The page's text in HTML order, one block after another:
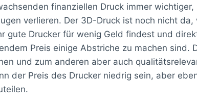
finanziellen Druck immer
verlieren. Der 3D-Druck ist noch nicht
gute Drucker für wenig Geld findest und
Preis einige Abstriche zu machen
und zum anderen aber auch
der Preis des Drucker niedrig sein, aber